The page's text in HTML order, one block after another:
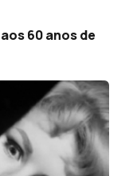
60 anos de